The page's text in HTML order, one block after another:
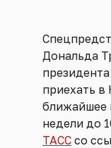
Дональда
приехать в
ближайшее
недели до
ТАСС со